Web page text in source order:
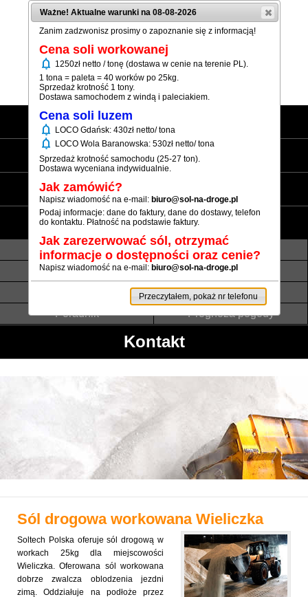
(+48) 12 333 73 21
Strona główna
Sól workowana
Sól luzem
Informacje
Transport luzem
Termin realizacji
Płatność
Atesty i referencje
Poradnik
Prognoza pogody
Kontakt
Sól drogowa workowana Wieliczka
Soltech Polska oferuje sól drogową w
workach 25kg dla miejscowości
Wieliczka. Oferowana sól workowana
dobrze zwalcza oblodzenia jezdni
zimą. Oddziałuje na podłoże przez
Ważne! Aktualne warunki na 08-08-2026
Zanim zadzwonisz prosimy o zapoznanie się z informacją!
Cena soli workowanej
notifications 1250zł netto / tonę (dostawa w cenie na terenie PL).
1 tona = paleta = 40 worków po 25kg.
Sprzedaż krotność 1 tony.
Dostawa samochodem z windą i paleciakiem.
Cena soli luzem
notifications LOCO Gdańsk: 430zł netto/ tona
notifications LOCO Wola Baranowska: 530zł netto/ tona
Sprzedaż krotność samochodu (25-27 ton).
Dostawa wyceniana indywidualnie.
Jak zamówić?
Napisz wiadomość na e-mail: biuro@sol-na-droge.pl
Podaj informacje: dane do faktury, dane do dostawy, telefon
do kontaktu. Płatność na podstawie faktury.
Jak zarezerwować sól, otrzymać
informacje o dostępności oraz cenie?
Napisz wiadomość na e-mail: biuro@sol-na-droge.pl
Przeczytałem, pokaż nr telefonu